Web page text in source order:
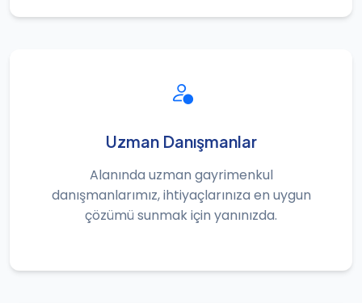
Uzman Danışmanlar
Alanında uzman gayrimenkul
danışmanlarımız, ihtiyaçlarınıza en uygun
çözümü sunmak için yanınızda.